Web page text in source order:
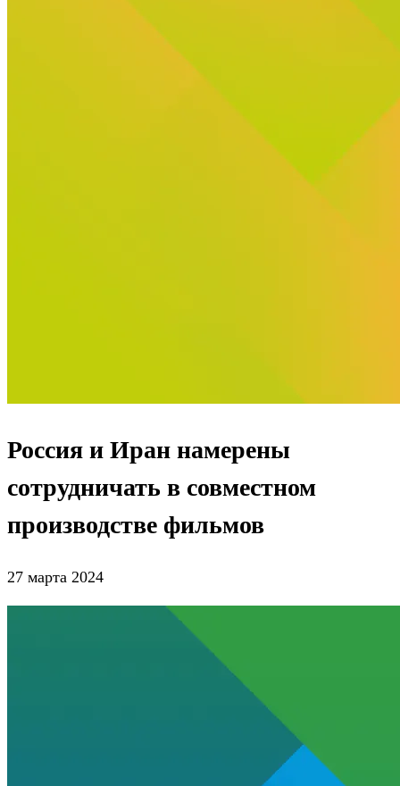
Россия и Иран намерены
сотрудничать в совместном
производстве фильмов
27 марта 2024